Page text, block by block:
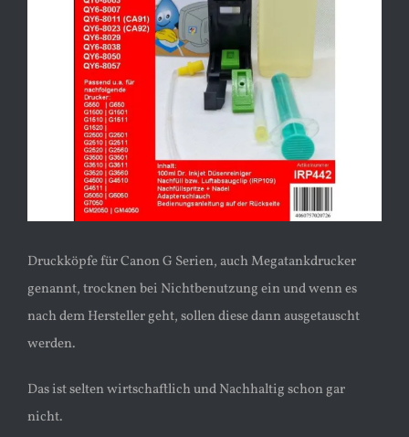
Druckköpfe für Canon G Serien, auch Megatankdrucker
genannt, trocknen bei Nichtbenutzung ein und wenn es
nach dem Hersteller geht, sollen diese dann ausgetauscht
werden.
Das ist selten wirtschaftlich und Nachhaltig schon gar
nicht.